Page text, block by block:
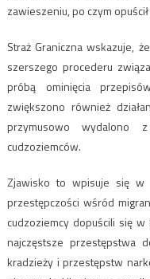
zawieszeniu, po czym
Straż Graniczna wskazuje,
szerszego procederu
próbą ominięcia
zwiększono również
przymusowo
cudzoziemców.
Zjawisko to wpisuje się w
przestępczości wśród
cudzoziemcy dopuścili się
najczęstsze przestępstwa
kradzieży i przestępstw